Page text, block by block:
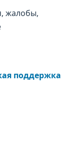
жалобы,
поддержка